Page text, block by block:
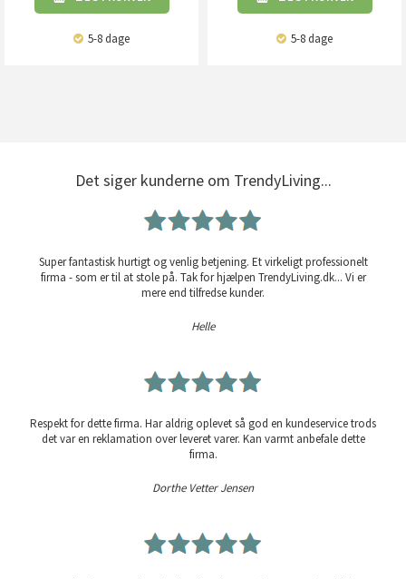
5-8 dage 5-8 dage
Det siger kunderne om TrendyLiving...
Super fantastisk hurtigt og venlig betjening. Et virkeligt professionelt
firma - som er til at stole på. Tak for hjælpen TrendyLiving.dk... Vi er
mere end tilfredse kunder.
Helle
Respekt for dette firma. Har aldrig oplevet så god en kundeservice trods
det var en reklamation over leveret varer. Kan varmt anbefale dette
firma.
Dorthe Vetter Jensen